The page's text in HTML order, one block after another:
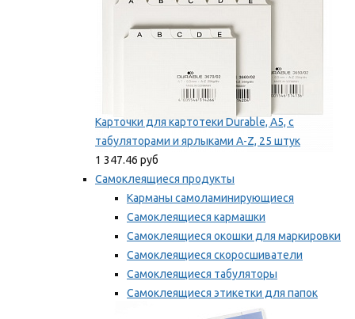
Карточки для картотеки Durable, A5, с
табуляторами и ярлыками A-Z, 25 штук
1 347.46 руб
Самоклеящиеся продукты
Карманы самоламинирующиеся
Самоклеящиеся кармашки
Самоклеящиеся окошки для маркировки
Самоклеящиеся скоросшиватели
Самоклеящиеся табуляторы
Самоклеящиеся этикетки для папок
Таблички для маркировки